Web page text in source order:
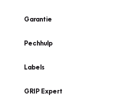
Garantie
Pechhulp
Labels
GRIP Expert